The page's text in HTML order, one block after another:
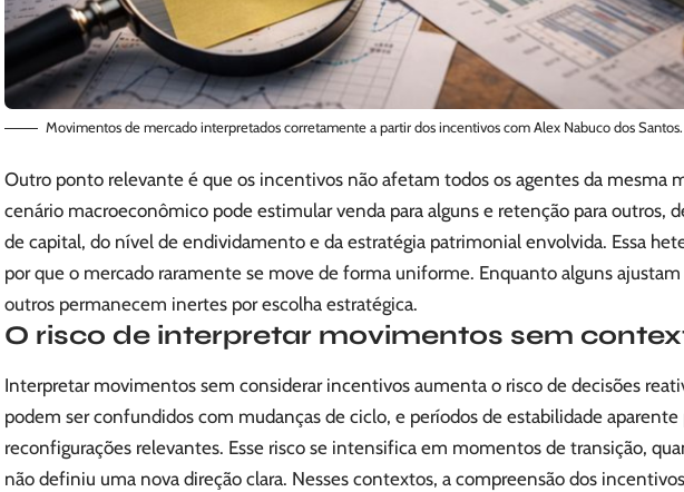
Movimentos de mercado interpretados corretamente a partir dos incentivos com Alex Nabuco dos Santos.
Outro ponto relevante é que os incentivos não afetam todos os agentes da mesma
cenário macroeconômico pode estimular venda para alguns e retenção para outros,
de capital, do nível de endividamento e da estratégia patrimonial envolvida. Essa
por que o mercado raramente se move de forma uniforme. Enquanto alguns
outros permanecem inertes por escolha estratégica.
O risco de interpretar movimentos sem
Interpretar movimentos sem considerar incentivos aumenta o risco de decisões
podem ser confundidos com mudanças de ciclo, e períodos de estabilidade aparente
reconfigurações relevantes. Esse risco se intensifica em momentos de transição,
não definiu uma nova direção clara. Nesses contextos, a compreensão dos